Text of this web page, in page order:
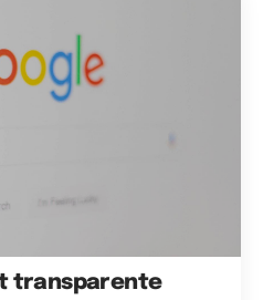
transparente